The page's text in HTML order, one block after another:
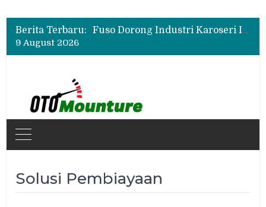
Berita Terbaru:
Insentif Mobil Listrik 2026 Tak Berlaku untuk Hybrid? Ini Penjelasan Pemerintah
Fuso Dorong Industri Karoseri Indonesia Naik Kelas Lewat Program Sertifikasi
Insentif Mobil Listrik 2026 Tak Berlaku untuk Hybrid? Ini Penjelasan Pemerintah
9 August 2026
Solusi Pembiayaan